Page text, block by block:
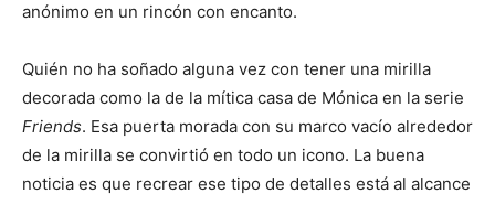
anónimo en un rincón con encanto.
Quién no ha soñado alguna vez con tener una mirilla
decorada como la de la mítica casa de Mónica en la serie
Friends. Esa puerta morada con su marco vacío alrededor
de la mirilla se convirtió en todo un icono. La buena
noticia es que recrear ese tipo de detalles está al alcance